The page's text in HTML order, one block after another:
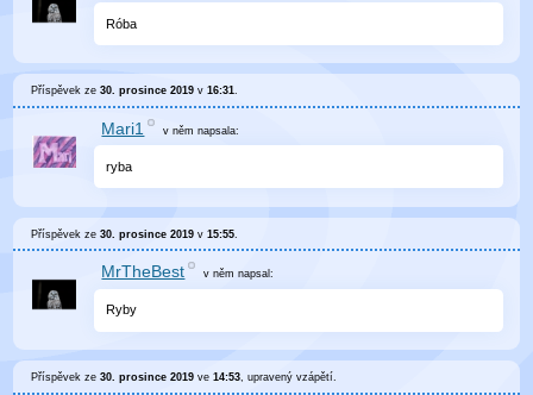
Róba
Příspěvek ze30. prosince 2019 v16:31.
Mari1 v němnapsala:
ryba
Příspěvek ze30. prosince 2019 v15:55
MrTheBest v němnapsal:
Ryby
Příspěvek ze30. prosince 2019 ve14:53 , upravenývzápětí